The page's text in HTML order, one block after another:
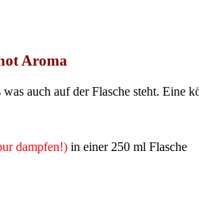
Aroma
auch auf der Flasche steht.
dampfen!) in einer 250 ml Flasche